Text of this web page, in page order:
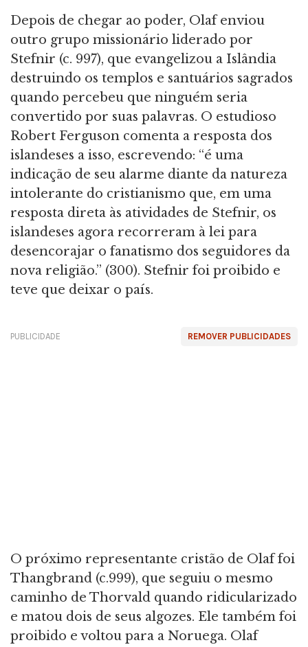
Depois de chegar ao poder, Olaf enviou
outro grupo missionário liderado por
Stefnir (c. 997), que evangelizou a Islândia
destruindo os templos e santuários sagrados
quando percebeu que ninguém seria
convertido por suas palavras. O estudioso
Robert Ferguson comenta a resposta dos
islandeses a isso, escrevendo: “é uma
indicação de seu alarme diante da natureza
intolerante do cristianismo que, em uma
resposta direta às atividades de Stefnir, os
islandeses agora recorreram à lei para
desencorajar o fanatismo dos seguidores da
nova religião.” (300). Stefnir foi proibido e
teve que deixar o país.
REMOVER PUBLICIDADES
PUBLICIDADE
O próximo representante cristão de Olaf foi
Thangbrand (c.999), que seguiu o mesmo
caminho de Thorvald quando ridicularizado
e matou dois de seus algozes. Ele também foi
proibido e voltou para a Noruega. Olaf